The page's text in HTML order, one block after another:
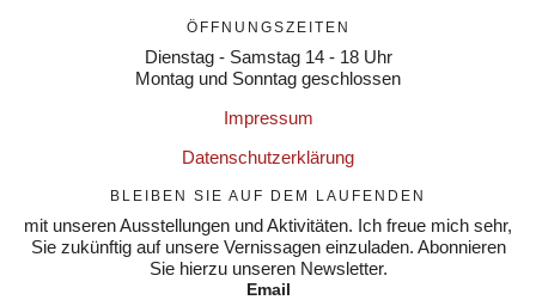
ÖFFNUNGSZEITEN
Dienstag - Samstag 14 - 18 Uhr
Montag und Sonntag geschlossen
Impressum
Datenschutzerklärung
BLEIBEN SIE AUF DEM LAUFENDEN
mit unseren Ausstellungen und Aktivitäten. Ich freue mich sehr,
Sie zukünftig auf unsere Vernissagen einzuladen. Abonnieren
Sie hierzu unseren Newsletter.
Email